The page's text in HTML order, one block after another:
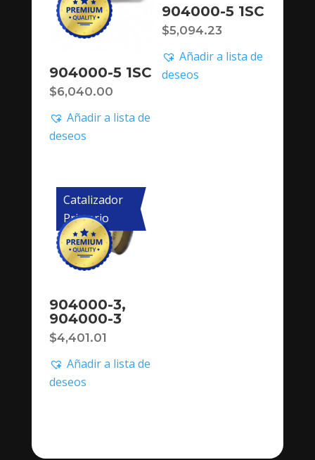
904000-5 1SC
$6,040.00
Añadir a lista de
deseos
904000-5 1SC
$5,094.23
Añadir a lista de
deseos
Catalizador
Primario
904000-3,
904000-3
$4,401.01
Añadir a lista de
deseos